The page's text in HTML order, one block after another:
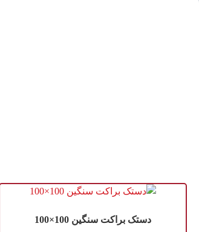
دستک براکت سنگین 100×100